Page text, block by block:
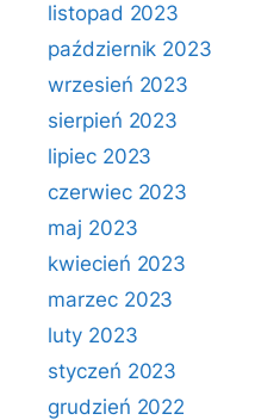
listopad 2023
październik 2023
wrzesień 2023
sierpień 2023
lipiec 2023
czerwiec 2023
maj 2023
kwiecień 2023
marzec 2023
luty 2023
styczeń 2023
grudzień 2022